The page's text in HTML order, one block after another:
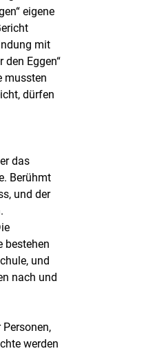
eigene
mit
Eggen“
mussten
dürfen
das
Berühmt
und der
bestehen
und
nach und
werden